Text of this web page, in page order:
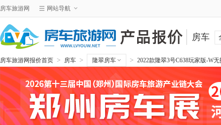
房车旅游网 网站导航
房车
房车旅游网报价首页 > 房车 > 隆翠房车 > 2022款隆翠3号C638玩家版-W